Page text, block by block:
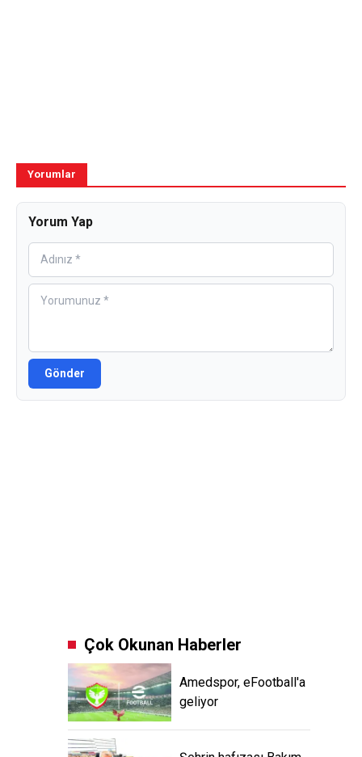
Yorumlar
Yorum Yap
Gönder
Çok Okunan Haberler
Amedspor, eFootball'a
geliyor